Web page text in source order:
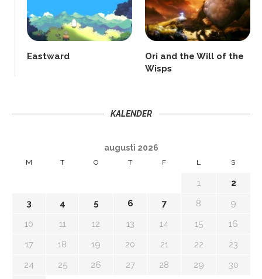
Eastward
Ori and the Will of the
Wisps
KALENDER
augusti 2026
M T O T F L S
1
2
3
4 5 6 7 8
9
10
11 12 13 14 15
16
17
18 19 20 21 22
23
24
25 26 27 28 29
30